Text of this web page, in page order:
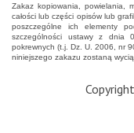
Zakaz kopiowania, powielania,
całości lub części opisów lub
poszczególne ich elementy
szczególności ustawy z dnia
pokrewnych (t.j. Dz. U. 2006, nr
niniejszego zakazu zostaną